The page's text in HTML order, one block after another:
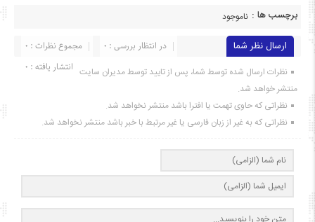
برچسب ها : ناموجود
ارسال نظر شما مجموع نظرات : 0
در انتظار بررسی : 0
انتشار یافته : ۰ نظرات ارسال شده توسط شما، پس از تایید توسط مدیران سایت
منتشر خواهد شد.
نظراتی که حاوی تهمت یا افترا باشد منتشر نخواهد شد.
نظراتی که به غیر از زبان فارسی یا غیر مرتبط با خبر باشد منتشر نخواهد شد.